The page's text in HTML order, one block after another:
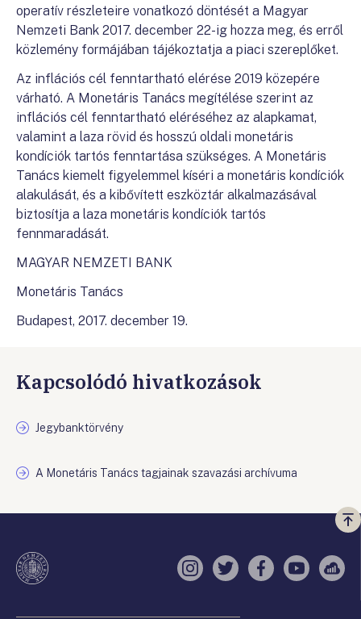
operatív részleteire vonatkozó döntését a Magyar
Nemzeti Bank 2017. december 22-ig hozza meg, és erről
közlemény formájában tájékoztatja a piaci szereplőket.
Az inflációs cél fenntartható elérése 2019 közepére
várható. A Monetáris Tanács megítélése szerint az
inflációs cél fenntartható eléréséhez az alapkamat,
valamint a laza rövid és hosszú oldali monetáris
kondíciók tartós fenntartása szükséges. A Monetáris
Tanács kiemelt figyelemmel kíséri a monetáris kondíciók
alakulását, és a kibővített eszköztár alkalmazásával
biztosítja a laza monetáris kondíciók tartós
fennmaradását.
MAGYAR NEMZETI BANK
Monetáris Tanács
Budapest, 2017. december 19.
Kapcsolódó hivatkozások
Jegybanktörvény
A Monetáris Tanács tagjainak szavazási archívuma
a
Instagram
TwitterFacebook
YouTube